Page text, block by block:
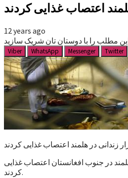
اعتصاب غذایی کردند
12 years ago
مطلب را با دوستان تان شریک سازید
Viber WhatsApp Messenger Twitter
زندانی در هلمند اعتصاب غذایی کردند
در جنوب افغانستان اعتصاب غذایی
کردند.